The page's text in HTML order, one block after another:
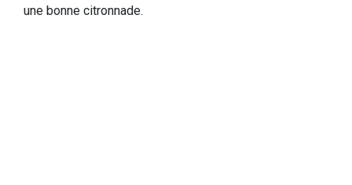
une bonne citronnade.